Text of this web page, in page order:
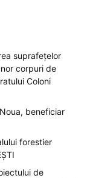
suprafețelor
corpuri de
Coloni
beneficiar
forestier
de